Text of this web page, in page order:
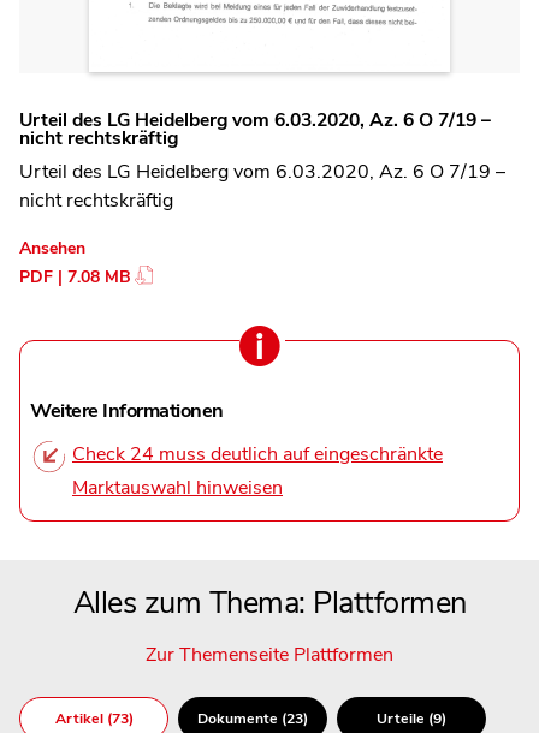
Urteil des LG Heidelberg vom 6.03.2020, Az. 6 O 7/19 –
nicht rechtskräftig
Urteil des LG Heidelberg vom 6.03.2020, Az. 6 O 7/19 –
nicht rechtskräftig
Ansehen
PDF | 7.08 MB
Weitere Informationen
Check 24 muss deutlich auf eingeschränkte
Marktauswahl hinweisen
Alles zum Thema: Plattformen
Zur Themenseite Plattformen
Artikel (73) Dokumente (23) Urteile (9)